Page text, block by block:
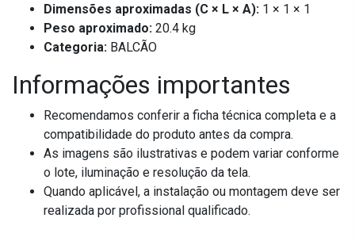
Dimensões aproximadas (C × L × A): 1 × 1 × 1
Peso aproximado: 20.4 kg
Categoria: BALCÃO
Informações importantes
Recomendamos conferir a ficha técnica completa e a
compatibilidade do produto antes da compra.
As imagens são ilustrativas e podem variar conforme
o lote, iluminação e resolução da tela.
Quando aplicável, a instalação ou montagem deve ser
realizada por profissional qualificado.